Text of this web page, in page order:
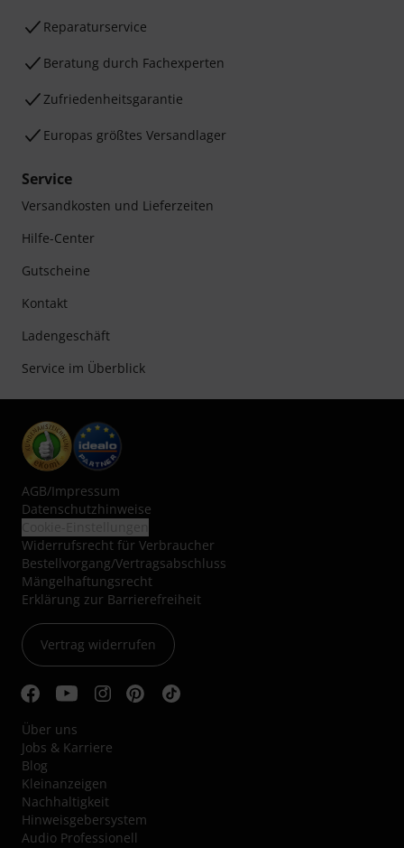
Reparaturservice
Beratung durch Fachexperten
Zufriedenheitsgarantie
Europas größtes Versandlager
Service
Versandkosten und Lieferzeiten
Hilfe-Center
Gutscheine
Kontakt
Ladengeschäft
Service im Überblick
AGB/Impressum
Datenschutzhinweise
Widerrufsrecht für Verbraucher
Bestellvorgang/Vertragsabschluss
Mängelhaftungsrecht
Erklärung zur Barrierefreiheit
Vertrag widerrufen
Über uns
Jobs & Karriere
Blog
Kleinanzeigen
Nachhaltigkeit
Hinweisgebersystem
Audio Professionell